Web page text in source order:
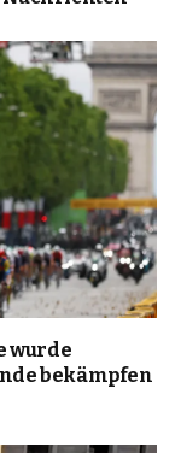
wurde
bekämpfen